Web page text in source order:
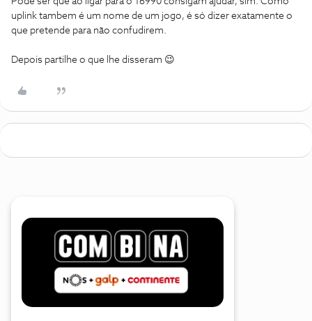
uplink tambem é um nome de um jogo, é só dizer exatamente o
que pretende para não confudirem.
Depois partilhe o que lhe disseram 😉